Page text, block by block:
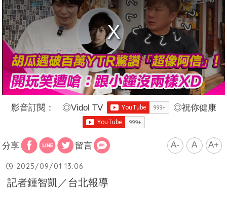
影音訂閱： ◎Vidol TV ◎祝你健康
分享 留言 A- A A+
2025/09/01 13:06
記者鍾智凱／台北報導